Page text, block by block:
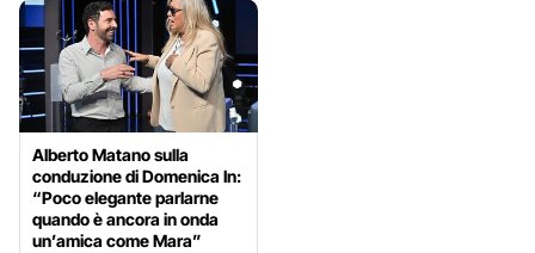
Alberto Matano sulla
conduzione di Domenica In:
“Poco elegante parlarne
quando è ancora in onda
un’amica come Mara”